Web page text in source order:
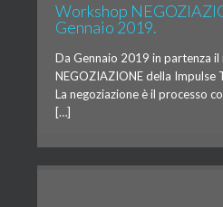
Workshop
Gennaio 2019.
Da Gennaio 2019 in partenza
NEGOZIAZIONE della Impulse
La negoziazione è il processo
[…]